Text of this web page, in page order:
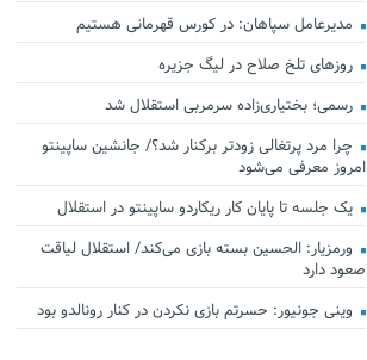
مدیرعامل سپاهان: در کورس قهرمانی هستیم
روزهای تلخ صلاح در لیگ جزیره
رسمی؛ بختیاری‌زاده سرمربی استقلال شد
چرا مرد پرتغالی زودتر برکنار شد؟/ جانشین ساپینتو
امروز معرفی می‌شود
یک جلسه تا پایان کار ریکاردو ساپینتو در استقلال
ورمزیار: الحسین بسته بازی می‌کند/ استقلال لیاقت
صعود دارد
وینی جونیور: حسرتم بازی نکردن در کنار رونالدو بود